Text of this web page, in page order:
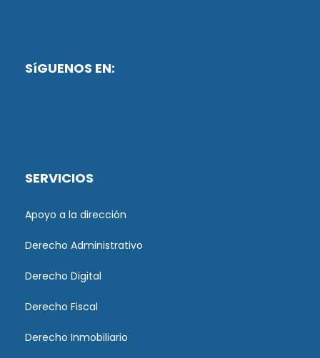
SíGUENOS EN:
SERVICIOS
Apoyo a la dirección
Derecho Administrativo
Derecho Digital
Derecho Fiscal
Derecho Inmobiliario